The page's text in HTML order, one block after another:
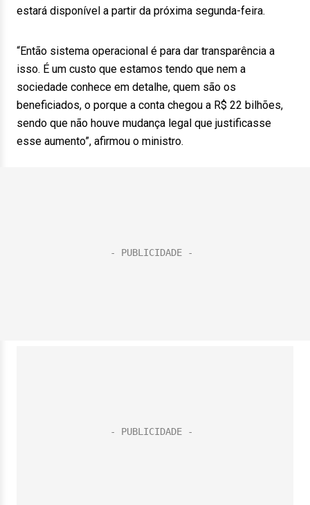
estará disponível a partir da próxima segunda-feira.
“Então sistema operacional é para dar transparência a
isso. É um custo que estamos tendo que nem a
sociedade conhece em detalhe, quem são os
beneficiados, o porque a conta chegou a R$ 22 bilhões,
sendo que não houve mudança legal que justificasse
esse aumento”, afirmou o ministro.